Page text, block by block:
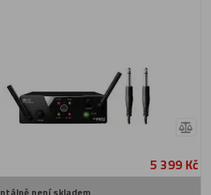
5 399 Kč